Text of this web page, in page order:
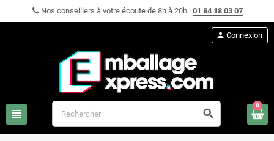
Nos conseillers à votre écoute de 8h à 20h : 01 84 18 03 07
view_headline search
person Connexion
0